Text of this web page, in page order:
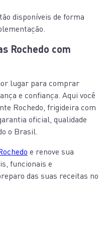
disponíveis de forma
Rochedo com
lugar para comprar
e confiança. Aqui você
Rochedo, frigideira com
oficial, qualidade
o Brasil.
e renove sua
funcionais e
das suas receitas no